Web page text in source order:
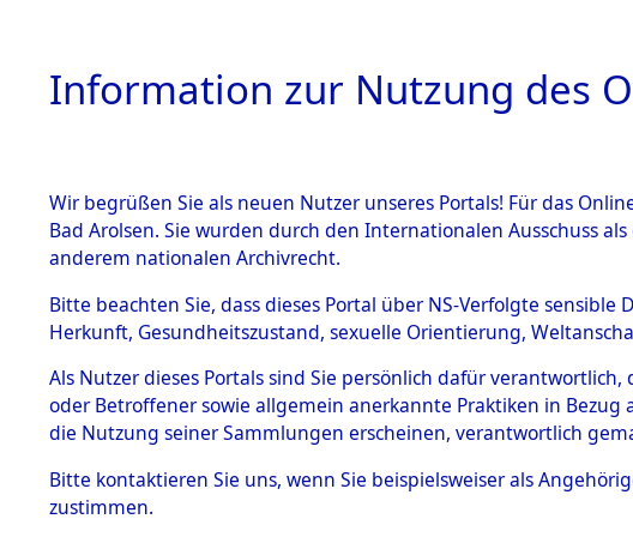
HOME
BESTÄNDE
Inhaftierungsdoku
mente
5. Verschiedenes
Todesmärsche
5.3.1 Alliierte
Ermittlungen
(84600392)→
Information zur Nutzung des
Wir begrüßen Sie als neuen Nutzer unseres Portals! Für das
Bad Arolsen. Sie wurden durch den Internationalen Ausschuss
anderem nationalen Archivrecht.
Bitte beachten Sie, dass dieses Portal über NS-Verfolgte
Herkunft, Gesundheitszustand, sexuelle Orientierung,
Als Nutzer dieses Portals sind Sie persönlich dafür
oder Betroffener sowie allgemein anerkannte Praktiken in
die Nutzung seiner Sammlungen erscheinen, verantwortlich
Bitte kontaktieren Sie uns, wenn Sie beispielsweiser als
zustimmen.